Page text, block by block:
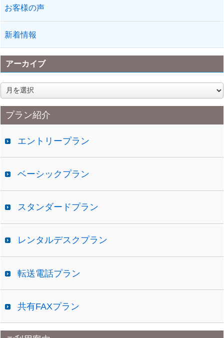
お客様の声
新着情報
アーカイブ
ア
ー
カ
イプラン紹介
エントリープラン
ベーシックプラン
スタンダードプラン
レンタルデスクプラン
転送電話プラン
共有FAXプラン